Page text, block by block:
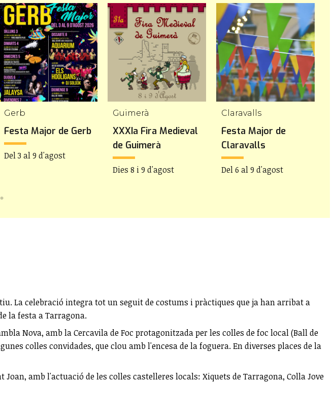
Gerb
Festa Major de Gerb
Del 3 al 9 d'agost
Guimerà
XXXIa Fira Medieval
de Guimerà
Dies 8 i 9 d'agost
Claravalls
Festa Major de
Claravalls
Del 6 al 9 d'agost
La celebració integra tot un seguit de costums i pràctiques que ja han arribat a
la festa a Tarragona.
Nova, amb la Cercavila de Foc protagonitzada per les colles de foc local (Ball de
colles convidades, que clou amb l'encesa de la foguera. En diverses places de la
amb l'actuació de les colles castelleres locals: Xiquets de Tarragona, Colla Jove